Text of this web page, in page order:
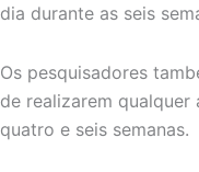
dia durante as seis
Os pesquisadores
de realizarem
quatro e seis semanas.